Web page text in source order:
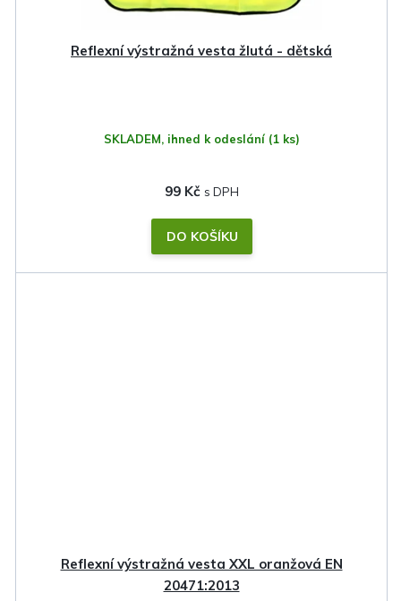
Reflexní výstražná vesta žlutá - dětská
SKLADEM, ihned k odeslání (1 ks)
99 Kč
DO KOŠÍKU
Reflexní výstražná vesta XXL oranžová EN
20471:2013